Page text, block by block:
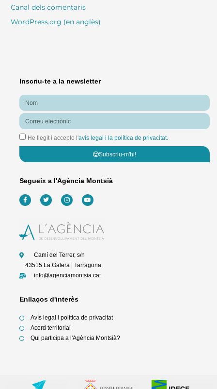
Canal dels comentaris
WordPress.org (en anglès)
Inscriu-te a la newsletter
Nom
Correu
electrònic
He llegit i accepto l'avís legal i la política de privacitat.
Subscriu-m'hi!
Segueix a l'Agència Montsià
F
a
c
o
o
k
T
w
i
e
I
n
s
g
r
a
Y
o
u
b
e
Camí del Terrer, s/n
43515 La Galera | Tarragona
info@agenciamontsia.cat
Enllaços d'interès
Avís legal i política de privacitat
Acord territorial
Qui participa a l'Agència Montsià?